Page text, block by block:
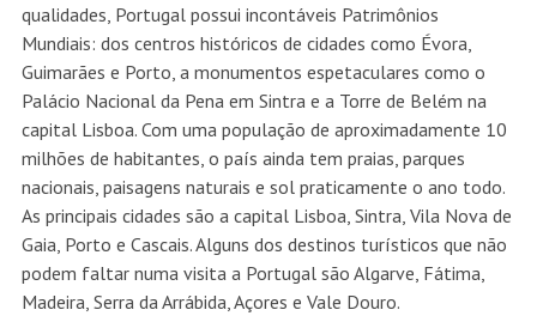
qualidades, Portugal possui incontáveis Patrimônios
Mundiais: dos centros históricos de cidades como Évora,
Guimarães e Porto, a monumentos espetaculares como o
Palácio Nacional da Pena em Sintra e a Torre de Belém na
capital Lisboa. Com uma população de aproximadamente 10
milhões de habitantes, o país ainda tem praias, parques
nacionais, paisagens naturais e sol praticamente o ano todo.
As principais cidades são a capital Lisboa, Sintra, Vila Nova de
Gaia, Porto e Cascais. Alguns dos destinos turísticos que não
podem faltar numa visita a Portugal são Algarve, Fátima,
Madeira, Serra da Arrábida, Açores e Vale Douro.